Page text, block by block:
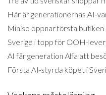
Här är generationernas AI-
Miniso öppnar första butiken
Sverige i topp för OOH-
AI får generation Alfa att
Första AI-styrda köpet i